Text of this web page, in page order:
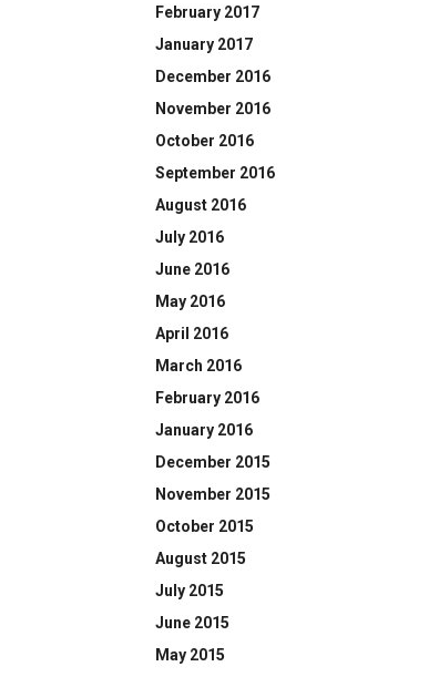
February 2017
January 2017
December 2016
November 2016
October 2016
September 2016
August 2016
July 2016
June 2016
May 2016
April 2016
March 2016
February 2016
January 2016
December 2015
November 2015
October 2015
August 2015
July 2015
June 2015
May 2015